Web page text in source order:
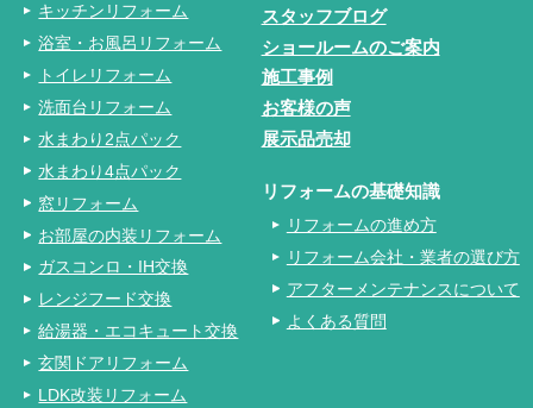
キッチンリフォーム
浴室・お風呂リフォーム
トイレリフォーム
洗面台リフォーム
水まわり2点パック
水まわり4点パック
窓リフォーム
お部屋の内装リフォーム
ガスコンロ・IH交換
レンジフード交換
給湯器・エコキュート交換
玄関ドアリフォーム
LDK改装リフォーム
スタッフブログ
ショールームのご案内
施工事例
お客様の声
展示品売却
リフォームの基礎知識
リフォームの進め方
リフォーム会社・業者の選び方
アフターメンテナンスについて
よくある質問